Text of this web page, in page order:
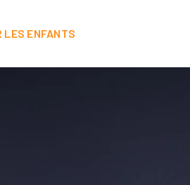
LES ENFANTS